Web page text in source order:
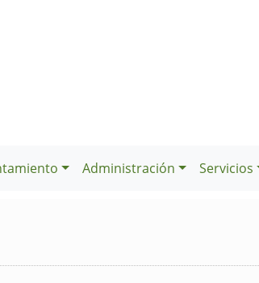
Administración Servicios